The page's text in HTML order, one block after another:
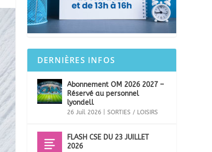
DERNIÈRES INFOS
Abonnement OM 2026 2027 –
Réservé au personnel
lyondell
26 Juil 2026 SORTIES / LOISIRS
FLASH CSE DU 23 JUILLET
2026